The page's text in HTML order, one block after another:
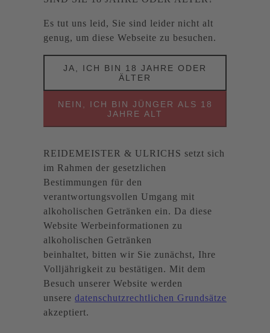
Es tut uns leid, Sie sind leider nicht alt
genug, um diese Webseite zu besuchen.
JA, ICH BIN 18 JAHRE ODER
ÄLTER
NEIN, ICH BIN JÜNGER ALS 18
JAHRE ALT
REIDEMEISTER & ULRICHS setzt sich
im Rahmen der gesetzlichen
Bestimmungen für den
verantwortungsvollen Umgang mit
alkoholischen Getränken ein. Da diese
Website Werbeinformationen zu
alkoholischen Getränken
beinhaltet, bitten wir Sie zunächst, Ihre
Volljährigkeit zu bestätigen. Mit dem
Besuch unserer Website werden
unsere datenschutzrechtlichen Grundsätze
akzeptiert.